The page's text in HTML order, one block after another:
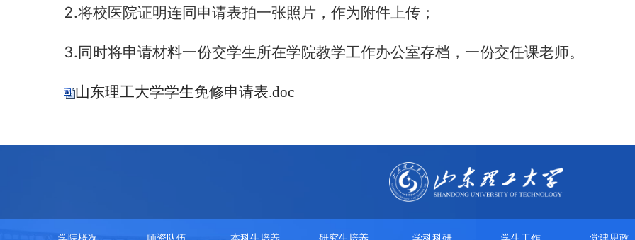
2.将校医院证明连同申请表拍一张照片，作为附件上传；
3. 同时将申请材料一份交学生所在学院教学工作办公室存档，一份交任课老师。
山东理工大学学生免修申请表.doc
学院概况 师资队伍 本科生培养 研究生培养 学科科研 学生工作 党建思政